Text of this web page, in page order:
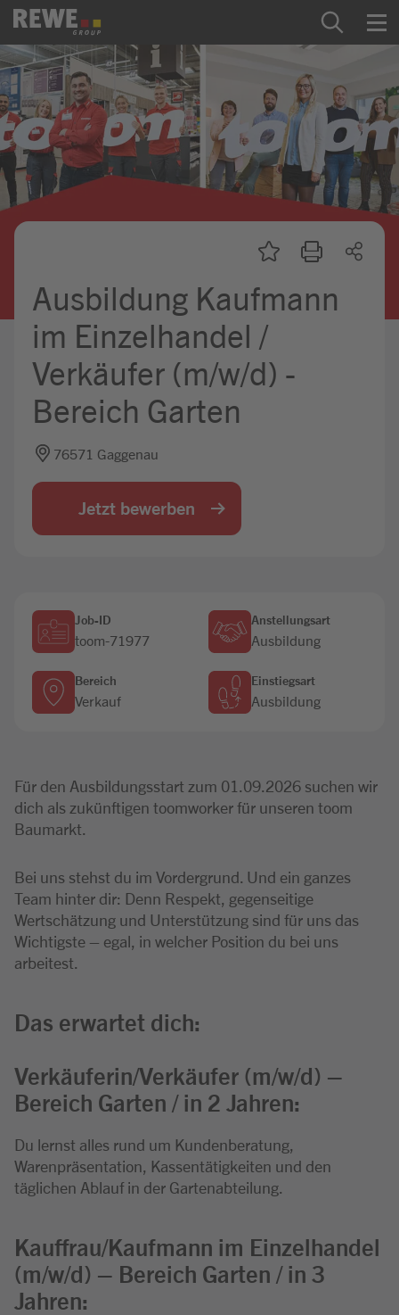
Zum Inhalt springen
Startseite
REWE Group als Arbeitgeber
Ausbildung & Studium
Praktikum & Werkstudium
Mein Kandidat:innenprofil
Jobbörse
Ausbildung Kaufmann
im Einzelhandel /
Verkäufer (m/w/d) -
Bereich Garten
76571 Gaggenau
Jetzt bewerben
Job-ID
toom-71977
Anstellungsart
Ausbildung
Bereich
Verkauf
Einstiegsart
Ausbildung
Für den Ausbildungsstart zum 01.09.2026 suchen wir
dich als zukünftigen toomworker für unseren toom
Baumarkt.
Bei uns stehst du im Vordergrund. Und ein ganzes
Team hinter dir: Denn Respekt, gegenseitige
Wertschätzung und Unterstützung sind für uns das
Wichtigste – egal, in welcher Position du bei uns
arbeitest.
Das erwartet dich:
Verkäuferin/Verkäufer (m/w/d) –
Bereich Garten / in 2 Jahren:
Du lernst alles rund um Kundenberatung,
Warenpräsentation, Kassentätigkeiten und den
täglichen Ablauf in der Gartenabteilung.
Kauffrau/Kaufmann im Einzelhandel
(m/w/d) – Bereich Garten / in 3
Jahren: